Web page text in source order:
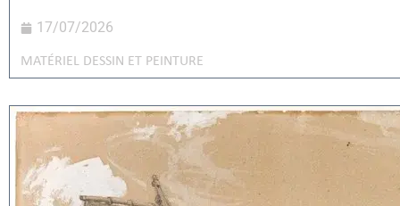
17/07/2026
MATÉRIEL DESSIN ET PEINTURE